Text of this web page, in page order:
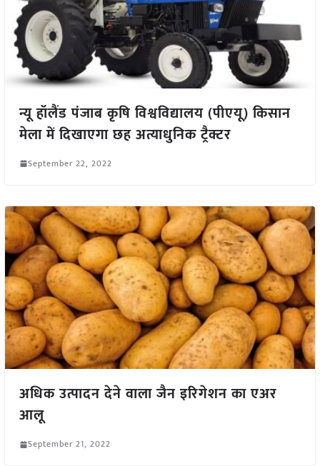
न्यू हॉलैंड पंजाब कृषि विश्वविद्यालय (पीएयू) किसान
मेला में दिखाएगा छह अत्याधुनिक ट्रैक्टर
September 22, 2022
अधिक उत्पादन देने वाला जैन इरिगेशन का एअर
आलू
September 21, 2022